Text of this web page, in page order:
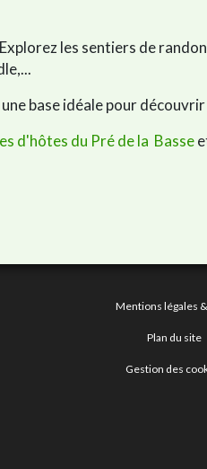
les sentiers de
base idéale pour
d'hôtes du Pré de la Basse
Mentions légales
Plan du site
Gestion des